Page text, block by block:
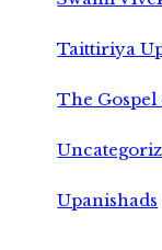
Taittiriya
The
Upanishads